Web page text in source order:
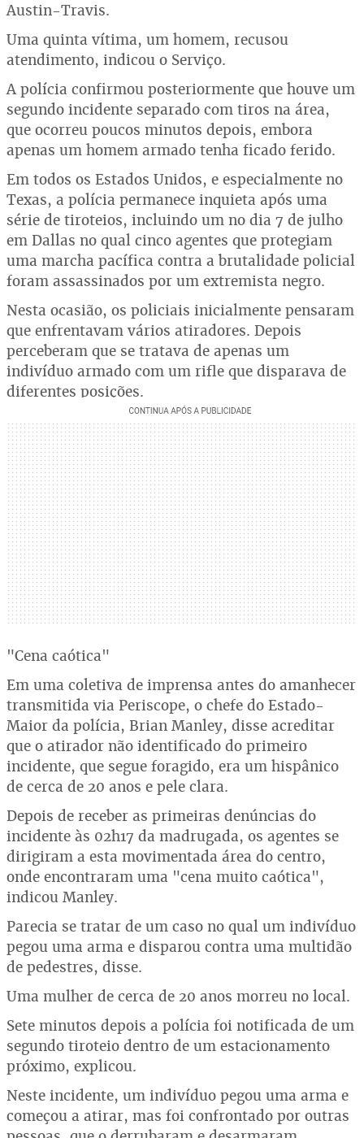
Austin-Travis.
Uma quinta vítima, um homem, recusou
atendimento, indicou o Serviço.
A polícia confirmou posteriormente que houve um
segundo incidente separado com tiros na área,
que ocorreu poucos minutos depois, embora
apenas um homem armado tenha ficado ferido.
Em todos os Estados Unidos, e especialmente no
Texas, a polícia permanece inquieta após uma
série de tiroteios, incluindo um no dia 7 de julho
em Dallas no qual cinco agentes que protegiam
uma marcha pacífica contra a brutalidade policial
foram assassinados por um extremista negro.
Nesta ocasião, os policiais inicialmente pensaram
que enfrentavam vários atiradores. Depois
perceberam que se tratava de apenas um
indivíduo armado com um rifle que disparava de
diferentes posições.
"Cena caótica"
Em uma coletiva de imprensa antes do amanhecer
transmitida via Periscope, o chefe do Estado-
Maior da polícia, Brian Manley, disse acreditar
que o atirador não identificado do primeiro
incidente, que segue foragido, era um hispânico
de cerca de 20 anos e pele clara.
Depois de receber as primeiras denúncias do
incidente às 02h17 da madrugada, os agentes se
dirigiram a esta movimentada área do centro,
onde encontraram uma "cena muito caótica",
indicou Manley.
Parecia se tratar de um caso no qual um indivíduo
pegou uma arma e disparou contra uma multidão
de pedestres, disse.
Uma mulher de cerca de 20 anos morreu no local.
Sete minutos depois a polícia foi notificada de um
segundo tiroteio dentro de um estacionamento
próximo, explicou.
Neste incidente, um indivíduo pegou uma arma e
começou a atirar, mas foi confrontado por outras